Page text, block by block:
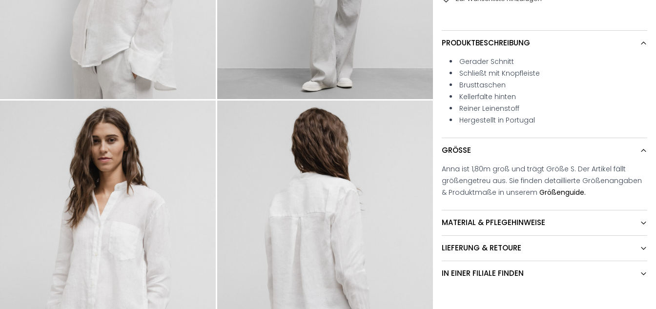
PRODUKTBESCHREIBUNG
Gerader Schnitt
Schließt mit Knopfleiste
Brusttaschen
Kellerfalte hinten
Reiner Leinenstoff
Hergestellt in Portugal
GRÖSSE
Anna ist 1,80m groß und trägt Größe S. Der Artikel fällt
größengetreu aus. Sie finden detaillierte Größenangaben
& Produktmaße in unseremGrößenguide.
MATERIAL & PFLEGEHINWEISE
LIEFERUNG & RETOURE
IN EINER FILIALE FINDEN